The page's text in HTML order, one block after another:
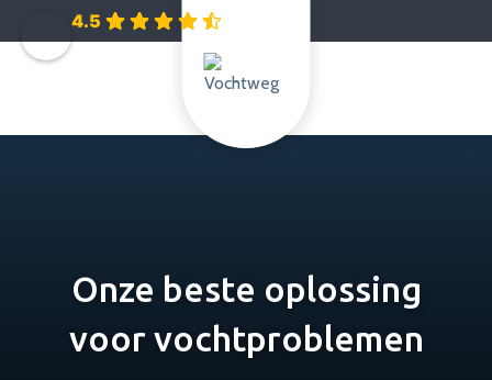
4.5
Onze beste oplossing
voor vochtproblemen